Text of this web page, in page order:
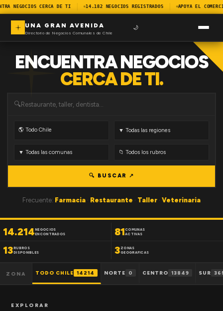
NEGOCIOS CERCA DE TI 14.182 NEGOCIOS REGISTRADOS APOYA EL
UNA GRAN AVENIDA
Directorio de Negocios Comunales de Chile
🌙
ENCUENTRA NEGOCIOS
CERCA DE TI.
🔍
🔍 BUSCAR ↗
Frecuente: Farmacia · Restaurante · Taller · Veterinaria
14.214NEGOCIOS
ENCONTRADOS
81 COMUNAS
ACTIVAS
13RUBROS
DISPONIBLES
3 ZONAS
GEOGRAFICAS
ZONA TODO CHILE 14214 NORTE 0 CENTRO 13849 SUR
EXPLORAR